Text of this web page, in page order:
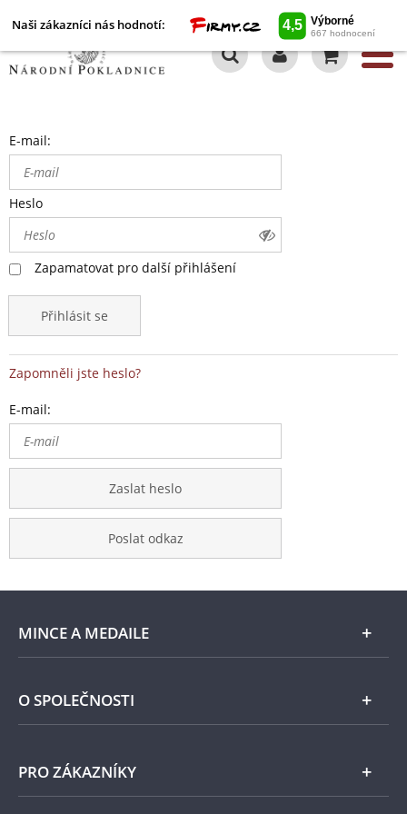
Naši zákazníci nás hodnotí:
E-mail:
Heslo
Zapamatovat pro další přihlášení
Přihlásit se
Zapomněli jste heslo?
E-mail:
Zaslat heslo
Poslat odkaz
MINCE A MEDAILE
E-shop
Stříbro
O SPOLEČNOSTI
Národní Pokladnice
PRO ZÁKAZNÍKY